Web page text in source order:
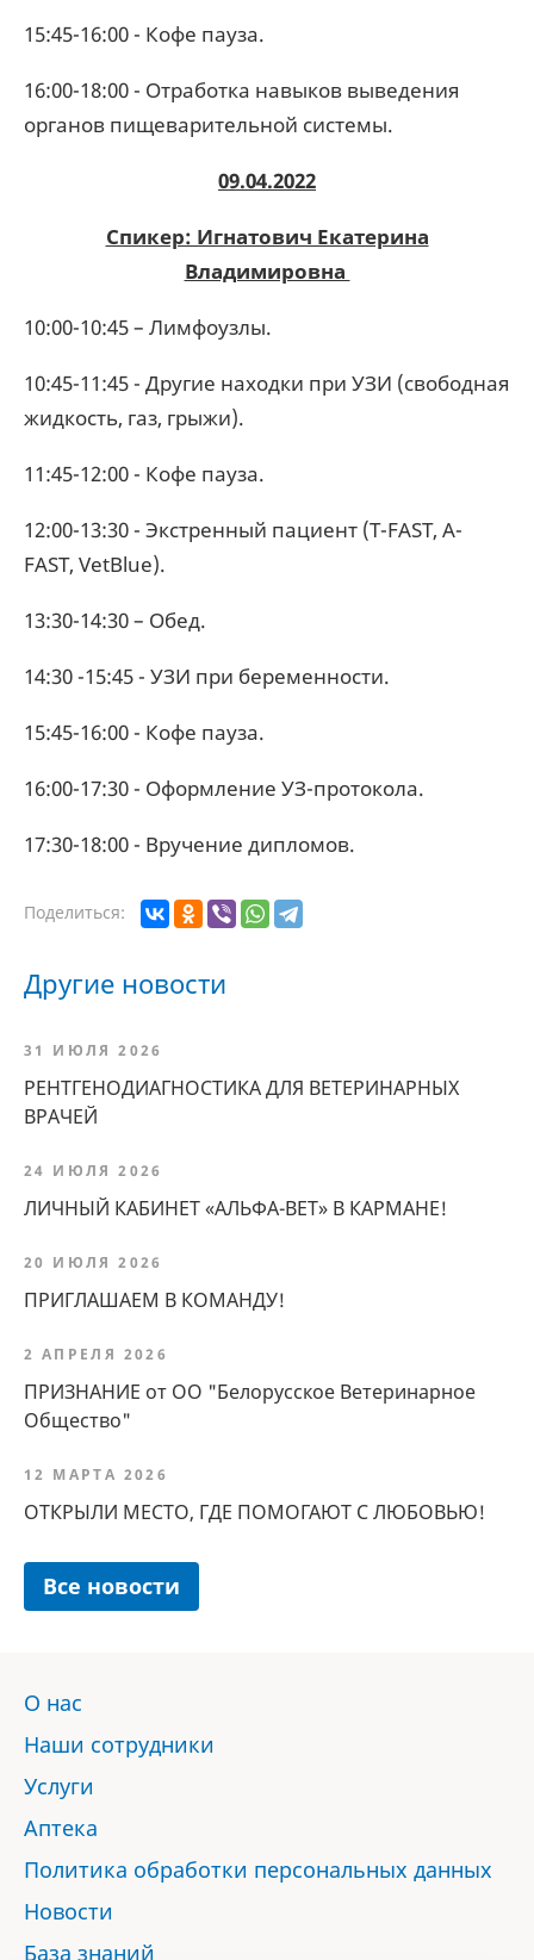
15:45-16:00 - Кофе пауза.
16:00-18:00 - Отработка навыков выведения
органов пищеварительной системы.
09.04.2022
Спикер: Игнатович Екатерина
Владимировна
10:00-10:45 – Лимфоузлы.
10:45-11:45 - Другие находки при УЗИ (свободная
жидкость, газ, грыжи).
11:45-12:00 - Кофе пауза.
12:00-13:30 - Экстренный пациент (T-FAST, A-
FAST, VetBlue).
13:30-14:30 – Обед.
14:30 -15:45 - УЗИ при беременности.
15:45-16:00 - Кофе пауза.
16:00-17:30 - Оформление УЗ-протокола.
17:30-18:00 - Вручение дипломов.
Поделиться:
Другие новости
31 ИЮЛЯ 2026
РЕНТГЕНОДИАГНОСТИКА ДЛЯ ВЕТЕРИНАРНЫХ
ВРАЧЕЙ
24 ИЮЛЯ 2026
ЛИЧНЫЙ КАБИНЕТ «АЛЬФА-ВЕТ» В КАРМАНЕ!
20 ИЮЛЯ 2026
ПРИГЛАШАЕМ В КОМАНДУ!
2 АПРЕЛЯ 2026
ПРИЗНАНИЕ от ОО "Белорусское Ветеринарное
Общество"
12 МАРТА 2026
ОТКРЫЛИ МЕСТО, ГДЕ ПОМОГАЮТ С ЛЮБОВЬЮ!
Все новости
О нас
Наши сотрудники
Услуги
Аптека
Политика обработки персональных данных
Новости
База знаний